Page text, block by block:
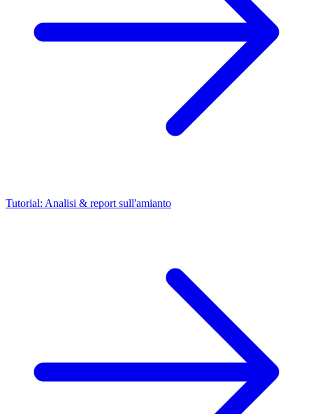
Tutorial: Analisi & report sull'amianto